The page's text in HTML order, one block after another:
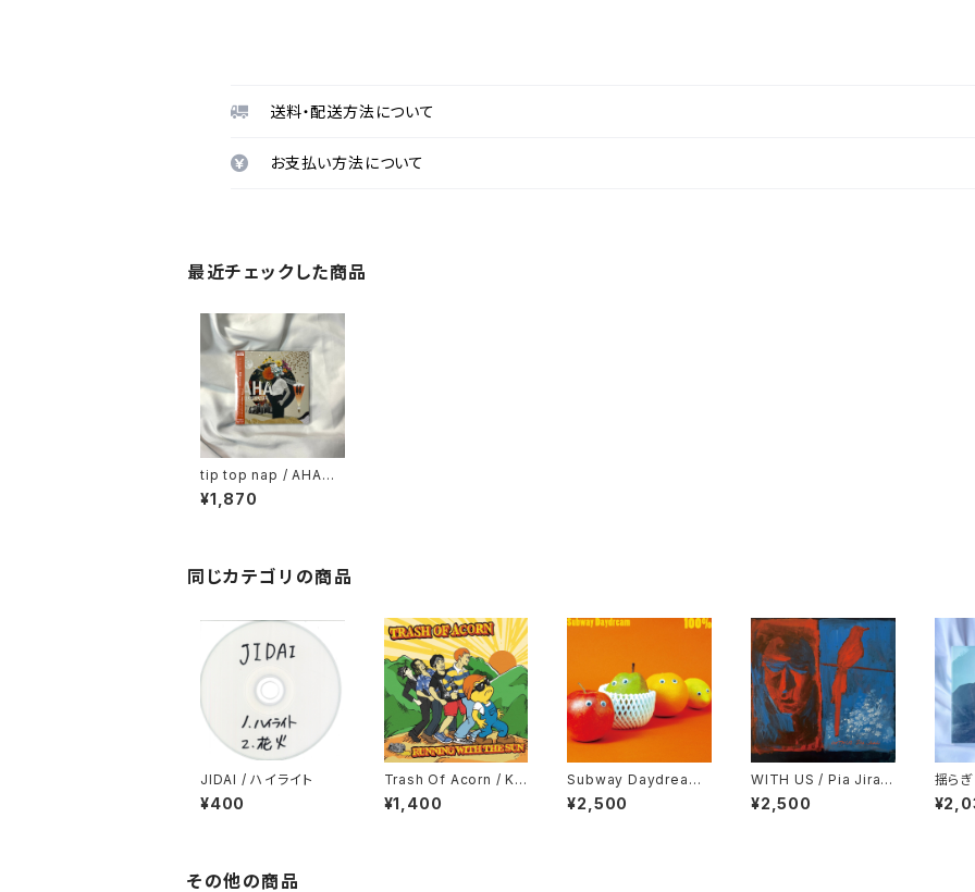
送料・配送方法について
お支払い方法について
最近チェックした商品
tip top nap / AHAmo
ment
¥1,870
同じカテゴリの商品
JIDAI / ハイライト
¥400
Trash Of Acorn / Ke
ep on Running
¥1,400
Subway Daydream /
100%
¥2,500
WITH US / Pia Jirac
hi
¥2,500
揺ら
g,
その他の商品